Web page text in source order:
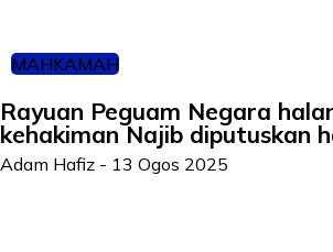
MAHKAMAH
Rayuan Peguam Negara
kehakiman Najib diputuskan
Adam Hafiz - 13 Ogos 2025